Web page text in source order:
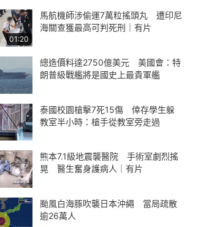
01:20
馬航機師涉偷運7萬粒搖頭丸 遭印尼
海關查獲最高可判死刑｜有片
總造價料達2750億美元 美國會：特
朗普級戰艦將是國史上最貴軍艦
泰國校園槍擊7死15傷 倖存學生躲
教室半小時：槍手從教室旁走過
熊本7.1級地震襲醫院 手術室劇烈搖
晃 醫生奮身護病人｜有片
颱風白海豚吹襲日本沖繩 當局疏散
逾26萬人